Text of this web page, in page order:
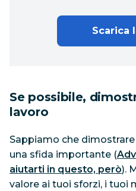
Scarica
Se possibile,
lavoro
Sappiamo che
una sfida importante (
aiutarti in questo, però).
valore ai tuoi sforzi, i tuoi